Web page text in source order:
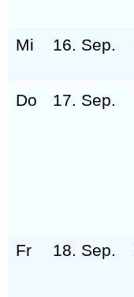
Mi 16. Sep.
Do
17. Sep.
Fr 18. Sep.